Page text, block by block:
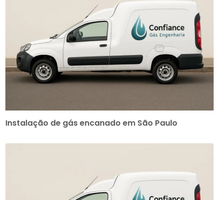
Instalação de gás encanado em São Paulo